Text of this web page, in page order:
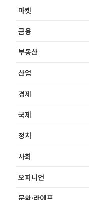
마켓
금융
부동산
산업
경제
국제
정치
사회
오피니언
문화·라이프